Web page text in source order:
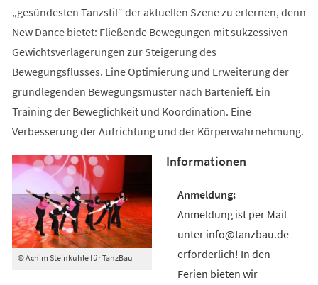
„gesündesten Tanzstil“ der aktuellen Szene zu erlernen, denn
New Dance bietet: Fließende Bewegungen mit sukzessiven
Gewichtsverlagerungen zur Steigerung des
Bewegungsflusses. Eine Optimierung und Erweiterung der
grundlegenden Bewegungsmuster nach Bartenieff. Ein
Training der Beweglichkeit und Koordination. Eine
Verbesserung der Aufrichtung und der Körperwahrnehmung.
© Achim Steinkuhle für TanzBau
Informationen
Anmeldung ist per Mail
unter info@tanzbau.de
erforderlich! In den
Ferien bieten wir